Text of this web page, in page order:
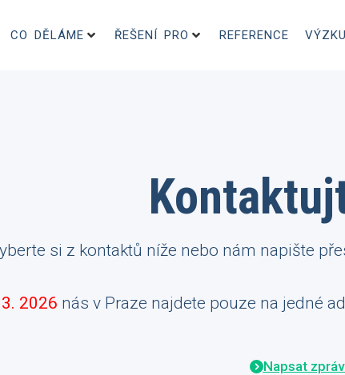
CO DĚLÁME ŘEŠENÍ PRO REFERENCE
si z kontaktů níže nebo nám napište
2026 nás v Praze najdete pouze na jedné
Napsat